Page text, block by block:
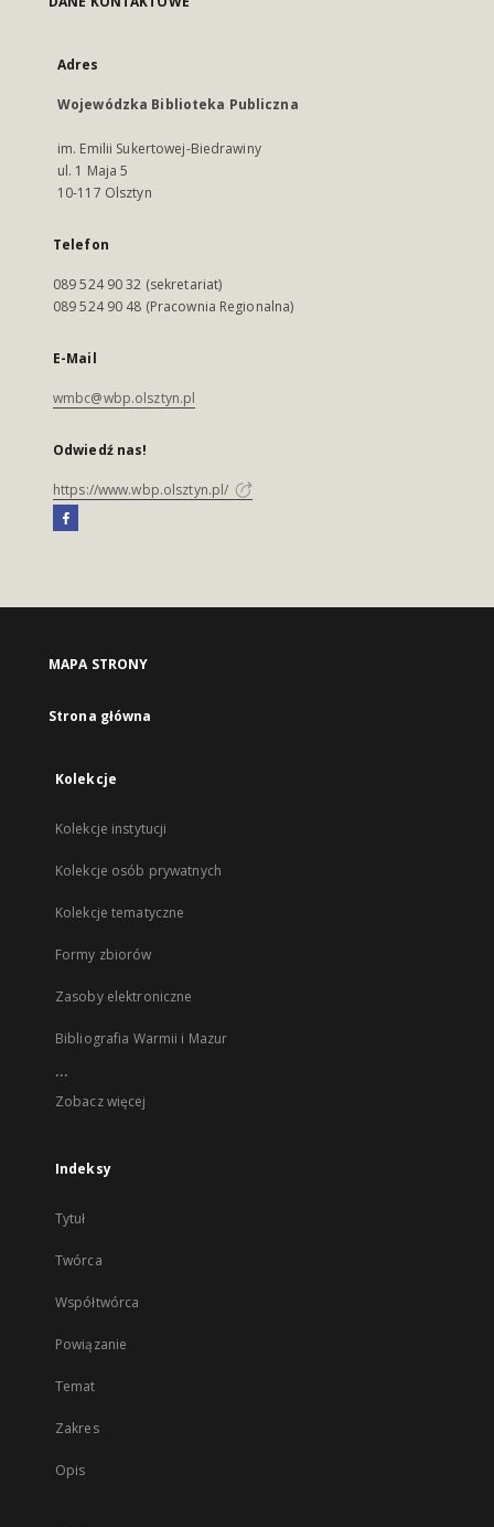
Adres
Wojewódzka Biblioteka Publiczna
im. Emilii Sukertowej-Biedrawiny
ul. 1 Maja 5
10-117 Olsztyn
Telefon
089 524 90 32 (sekretariat)
089 524 90 48 (Pracownia Regionalna)
E-Mail
wmbc@wbp.olsztyn.pl
Odwiedź nas!
https://www.wbp.olsztyn.pl/
MAPA STRONY
Strona główna
Kolekcje
Kolekcje instytucji
Kolekcje osób prywatnych
Kolekcje tematyczne
Formy zbiorów
Zasoby elektroniczne
Bibliografia Warmii i Mazur
...
Zobacz więcej
Indeksy
Tytuł
Twórca
Współtwórca
Powiązanie
Temat
Zakres
Opis